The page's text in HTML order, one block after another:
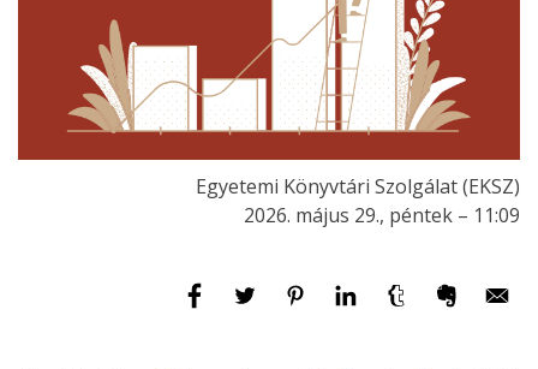
Egyetemi Könyvtári Szolgálat (EKSZ)
2026. május 29., péntek – 11:09